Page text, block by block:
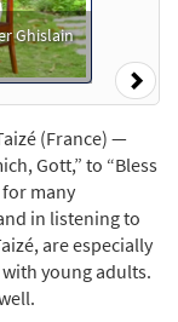
Ghislain
(France) —
Gott,” to “Bless
for many
in listening to
are especially
young adults.